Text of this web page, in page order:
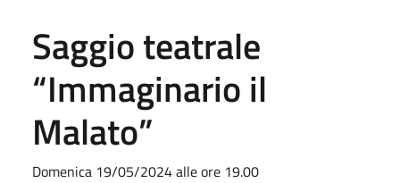
Saggio teatrale
“Immaginario il
Malato”
Domenica 19/05/2024 alle ore 19.00